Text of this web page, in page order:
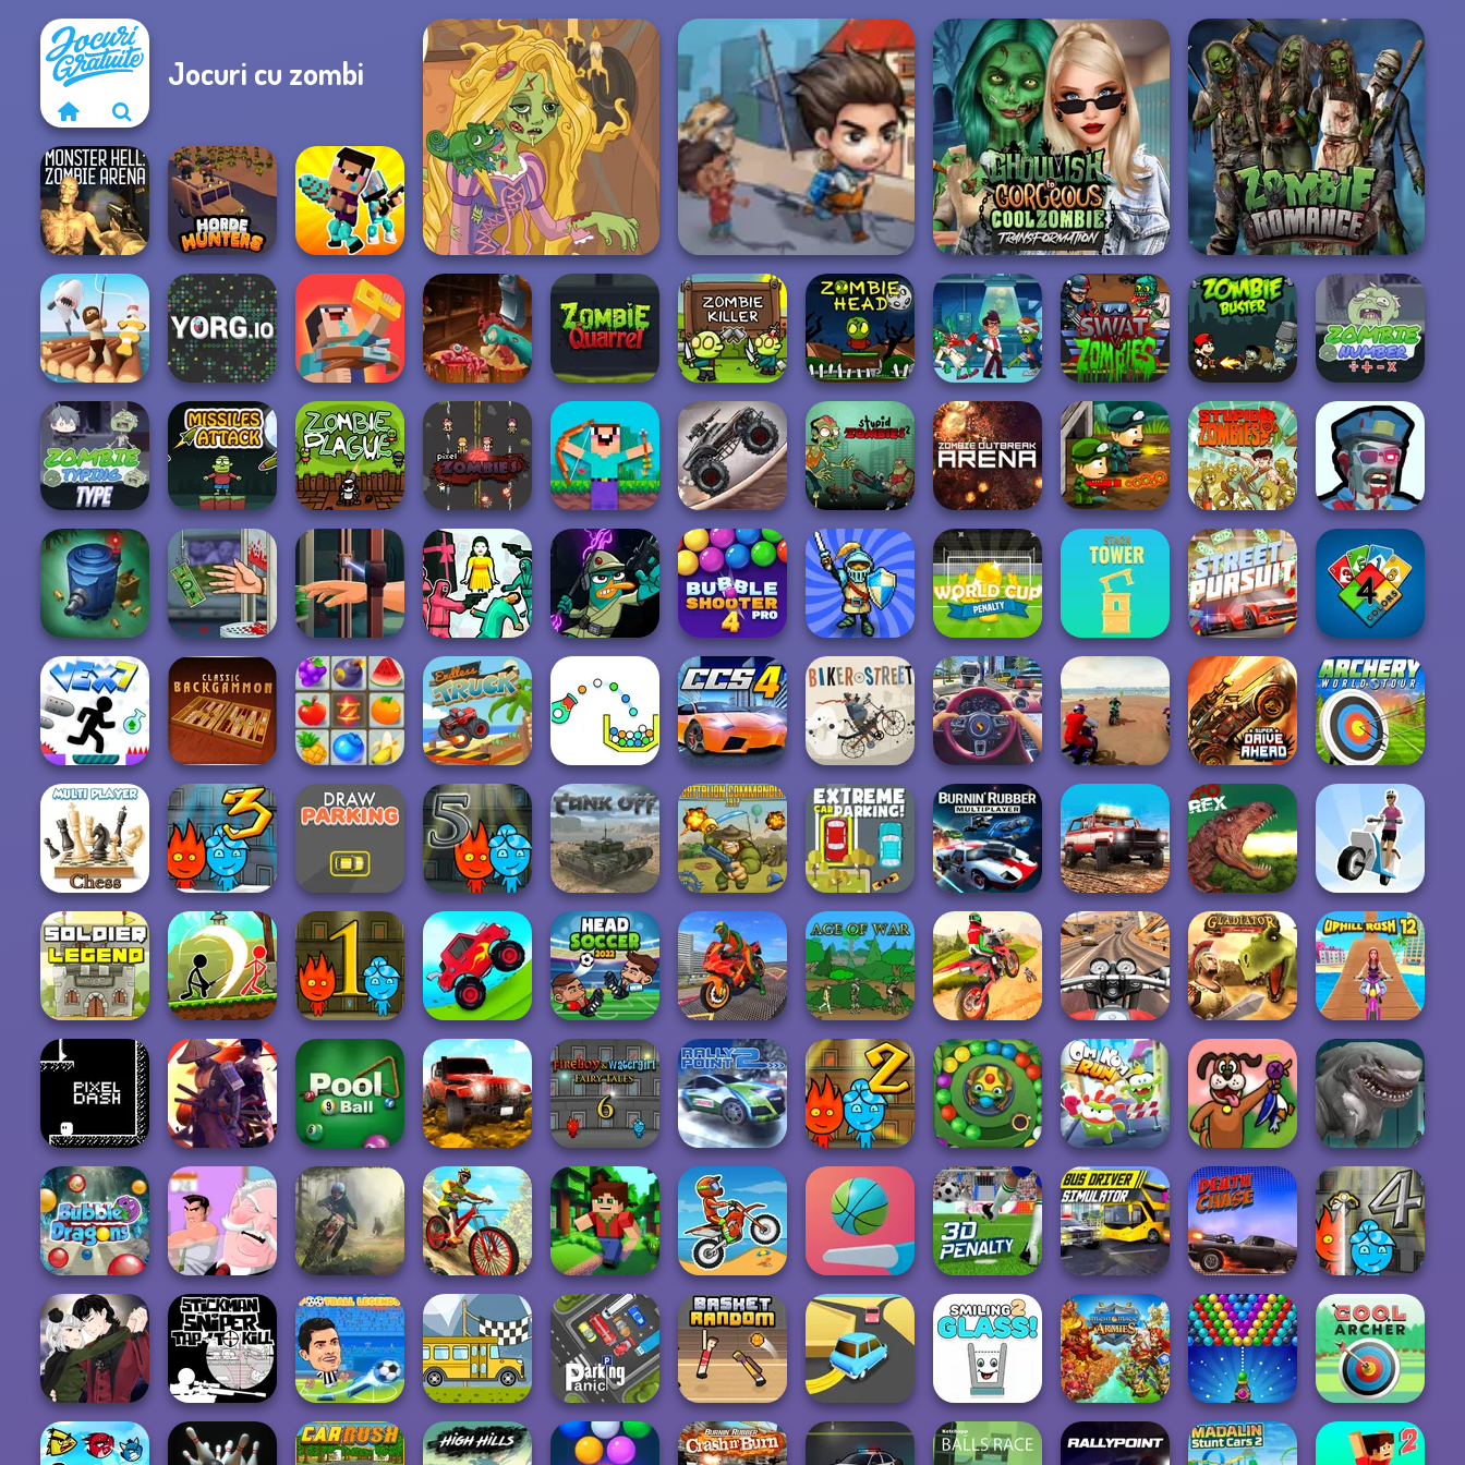
Jocuri cu zombi
Rapunzel Zombie Curse Last Day On Earth Survival
Ghoulish To Gorgeous
Cool Zomb...
Zombie Romance
Monster Hell:
Zombie Arena
Horde Hunters
Noob vs Pro
Challenge
Raft Life YORG.io
Noob: Zombie
Prison Escape
Headless
Zombie Chicken
Zombie Quarrel Zombie Killer Zombie Head
Lab Of The Living
Dead
Swat Vs Zombies Zombie Buster Zombie Number
Zombie Typing Missiles Attack Zombie Plague Pixel Zombies
Noob vs 1000
Zombies!
Zombie Monster
Truck
Stupid Zombies
2
Zombie
Outbreak Arena
Zombie Last
Castle
Stupid Zombies
Zombies
Shooter
Tower Defense
Zombies
Handless
Millionaire
Hand Me The
Goods
Squid Battle
Simulator
Agent P Rebel
Spy
Bubble Shooter
Pro 4
Royal Offense
World Cup
Penalty
Stack Tower Street Pursuit 4 Colors
Vex 7 Backgammon
Farmland
Endless Truck Cannon Strike City Car Stunt 4 Biker Street Traffic Jam 3D
Super MX - The
Champion
Super Drive
Ahead
Archery World
Tour
Chess Multi
Player
Baiatul Foc si
Fata Apa 3
Draw Parking
Baiatul Foc si
Fata Apa 5
Tank Off
Battalion
Commander 1917
Extreme Car
Parking
Burnin' Rubber
Multiplayer
Offroad Masters
Challenge
Rio Rex Delivery Racer
Soldier Legend
Stickman
Archero Fight
Fata Foc si
Baiatul Apa in
Tem...
Uphill Racing 2
Head Soccer
2022
Bike Stunt
Driving
Simulator 3...
Age of War
Dirt Bike Stunts
3D
Moto Road Rash
3D
Gladiator True
Story
Uphill Rush 12
Pixel Dash Samurai Fighter 9 Ball Pool
Revolution
Offroad
Baiatul de Foc si
Fata de Apa...
Rally Point 2
Baiatul Foc si
Fata Apa in lab...
Zumba Mania Om Nom Run Duck Hunter
Sharkosaurus
Rampage
Bubble Dragons The Office Guy Moto Maniac 3
MX Offroad
Mountain Bike
Minicraft Moto X3M Flipper Dunk 3D 3D Penalty
Bus Driver
Simulator
Death Chase
Fata apa si
baiatul foc 4